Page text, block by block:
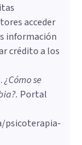
acceder
información
crédito a los
¿Cómo se
. Portal
psicoterapia-